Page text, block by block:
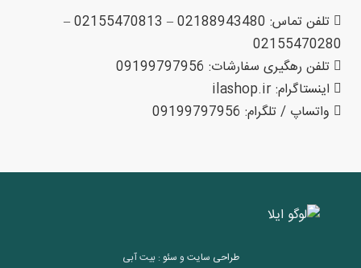
تلفن تماس: 02188943480 – 02155470813 –
02155470280
تلفن رهگیری سفارشات: 09199797956
اینستاگرام: ilashop.ir
واتساپ / تلگرام: 09199797956
طراحی سایت و سئو: بیت آبی